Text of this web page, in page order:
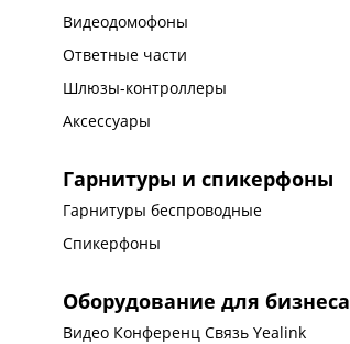
Видеодомофоны
Ответные части
Шлюзы-контроллеры
Аксессуары
Гарнитуры и спикерфоны
Гарнитуры беспроводные
Спикерфоны
Оборудование для бизнеса
Видео Конференц Связь Yealink